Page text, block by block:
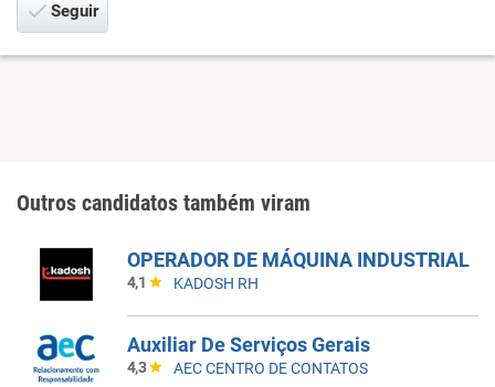
Seguir
Outros candidatos também viram
OPERADOR DE MÁQUINA INDUSTRIAL
4,1 KADOSH RH
Auxiliar De Serviços Gerais
4,3 AEC CENTRO DE CONTATOS